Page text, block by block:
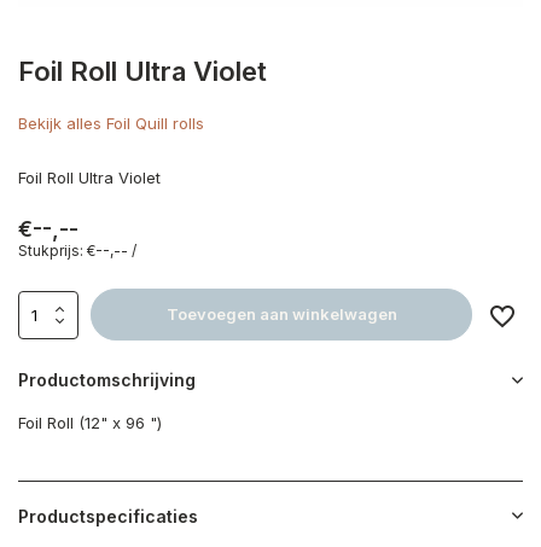
Foil Roll Ultra Violet
Bekijk alles Foil Quill rolls
Foil Roll Ultra Violet
€--,--
Stukprijs: €--,-- /
Toevoegen aan winkelwagen
Productomschrijving
Foil Roll (12" x 96 ")
Productspecificaties